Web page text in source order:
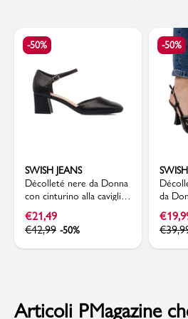
-50%
SWISH JEANS
Décolleté nere da Donna
con cinturino alla caviglia
e tacco 5,5 cm Swish
Jeans
€21,49
€42,99 -50%
-50%
da
tacco
Swish
€
€
Articoli PMagazine